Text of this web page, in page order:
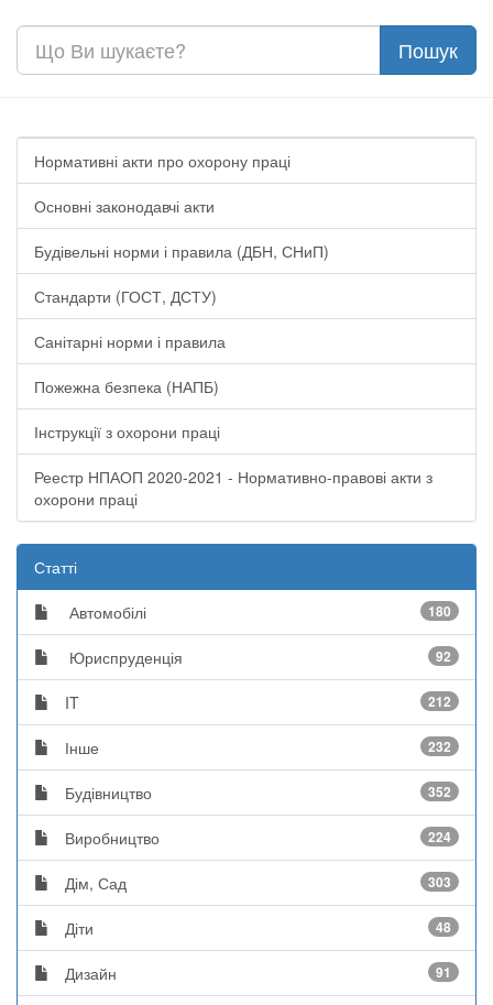
Нормативні акти про охорону праці
Основні законодавчі акти
Будівельні норми і правила (ДБН, СНиП)
Стандарти (ГОСТ, ДСТУ)
Санітарні норми і правила
Пожежна безпека (НАПБ)
Інструкції з охорони праці
Реестр НПАОП 2020-2021 - Нормативно-правові акти з
охорони праці
Статті
Автомобілі 180
Юриспруденція 92
IT 212
Інше 232
Будівництво 352
Виробництво 224
Дім, Сад 303
Діти 48
Дизайн 91